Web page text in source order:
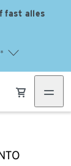
fast alles